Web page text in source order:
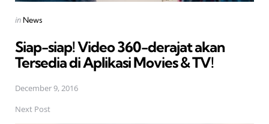
Posted
in News
Siap-siap! Video 360-derajat akan
Tersedia di Aplikasi Movies & TV!
December 9, 2016
Next Post